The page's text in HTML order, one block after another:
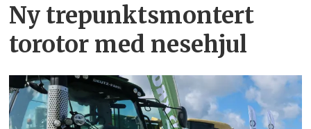
Ny trepunkts­montert
torotor med nesehjul